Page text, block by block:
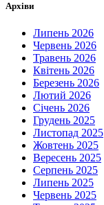
Архіви
Липень 2026
Червень 2026
Травень 2026
Квітень 2026
Березень 2026
Лютий 2026
Січень 2026
Грудень 2025
Листопад 2025
Жовтень 2025
Вересень 2025
Серпень 2025
Липень 2025
Червень 2025